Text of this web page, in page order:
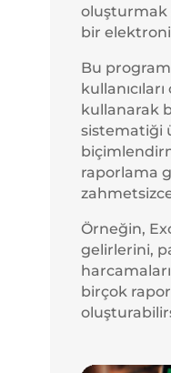
oluşturmak
bir
Bu
kullanarak
sistematiği
raporlama
Örneğin,
gelirlerini,
birçok rapor